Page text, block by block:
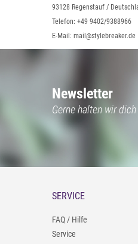
93128 Regenstauf /
Telefon: +49 9402/9388966
E-Mail: mail@stylebreaker.de
Newsletter
Gerne halten wir
SERVICE
FAQ / Hilfe
Service